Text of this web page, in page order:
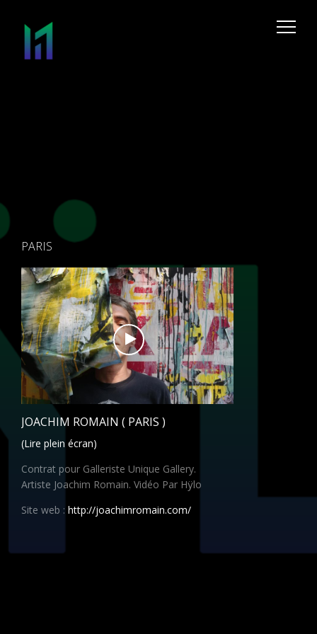
PARIS
JOACHIM ROMAIN ( PARIS )
(Lire plein écran)
Contrat pour Galleriste Unique Gallery.
Artiste Joachim Romain. Vidéo Par Hÿlo
Site web : http://joachimromain.com/